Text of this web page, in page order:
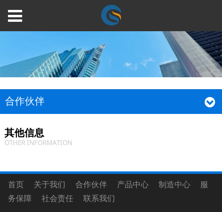
合作伙伴
其他信息
OTHER INFORMATION
首页 关于我们 合作伙伴 产品中心 制造中心 服
务保障 社会责任 联系我们